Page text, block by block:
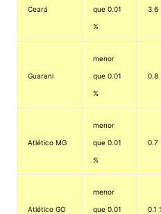
Ceará que 0.01
%
3.6
Guarani
menor
que 0.01
%
0.8
Atlético MG
menor
que 0.01
%
0.7
Atlético GO
menor
que 0.01 0.1